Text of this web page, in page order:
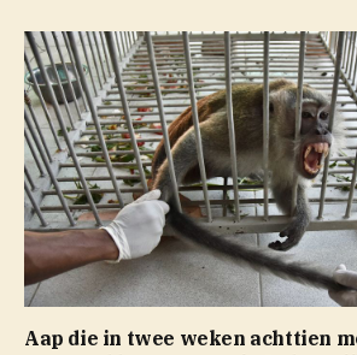
Aap die in twee weken achttien